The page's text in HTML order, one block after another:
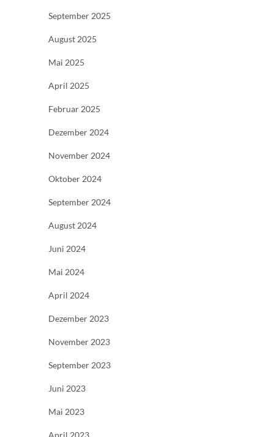
September 2025
August 2025
Mai 2025
April 2025
Februar 2025
Dezember 2024
November 2024
Oktober 2024
September 2024
August 2024
Juni 2024
Mai 2024
April 2024
Dezember 2023
November 2023
September 2023
Juni 2023
Mai 2023
April 2023